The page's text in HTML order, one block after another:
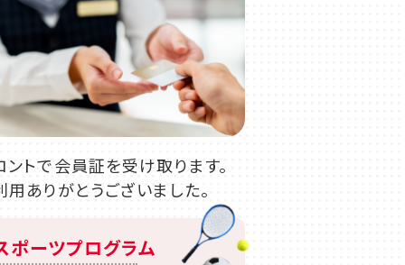
ントで会員証を受け取ります。
用ありがとうございました。
ポーツプログラム